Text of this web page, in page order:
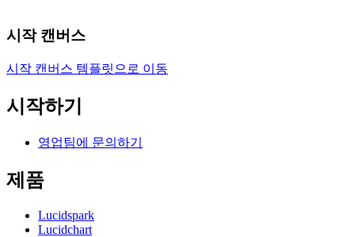
시작 캔버스
시작 캔버스 템플릿으로 이동
시작하기
영업팀에 문의하기
제품
Lucidspark
Lucidchart